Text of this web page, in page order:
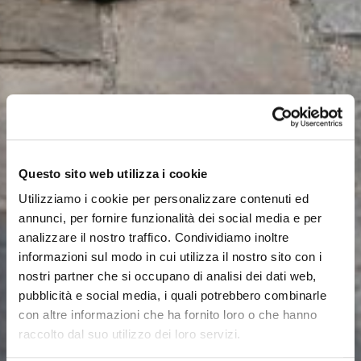
Questo sito web utilizza i cookie
Utilizziamo i cookie per personalizzare contenuti ed
annunci, per fornire funzionalità dei social media e per
analizzare il nostro traffico. Condividiamo inoltre
informazioni sul modo in cui utilizza il nostro sito con i
nostri partner che si occupano di analisi dei dati web,
pubblicità e social media, i quali potrebbero combinarle
con altre informazioni che ha fornito loro o che hanno
raccolto dal suo utilizzo dei loro servizi.
Vivez Cesenatico